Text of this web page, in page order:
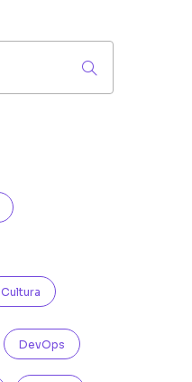
Cultura
DevOps